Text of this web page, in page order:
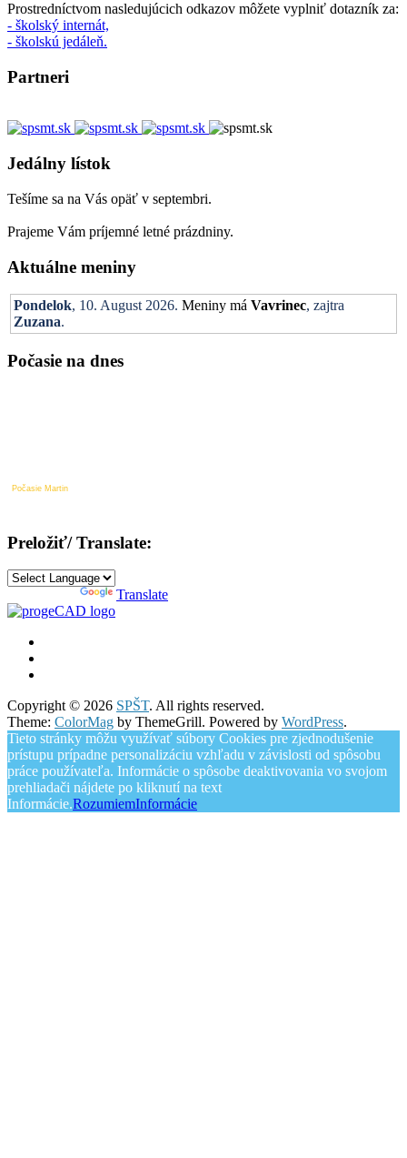
Prostredníctvom nasledujúcich odkazov môžete vyplniť dotazník za:
- školský internát,
- školskú jedáleň.
Partneri
Jedálny lístok
Tešíme sa na Vás opäť v septembri.
Prajeme Vám príjemné letné prázdniny.
Aktuálne meniny
Pondelok, 10. August 2026. Meniny má Vavrinec, zajtra
Zuzana.
Počasie na dnes
Počasie Martin
Preložiť/ Translate:
Translate
Copyright © 2026 SPŠT. All rights reserved.
Theme: ColorMag by ThemeGrill. Powered by WordPress.
Tieto stránky môžu využívať súbory Cookies pre zjednodušenie
prístupu prípadne personalizáciu vzhľadu v závislosti od spôsobu
práce používateľa. Informácie o spôsobe deaktivovania vo svojom
prehliadači nájdete po kliknutí na text
Informácie.RozumiemInformácie